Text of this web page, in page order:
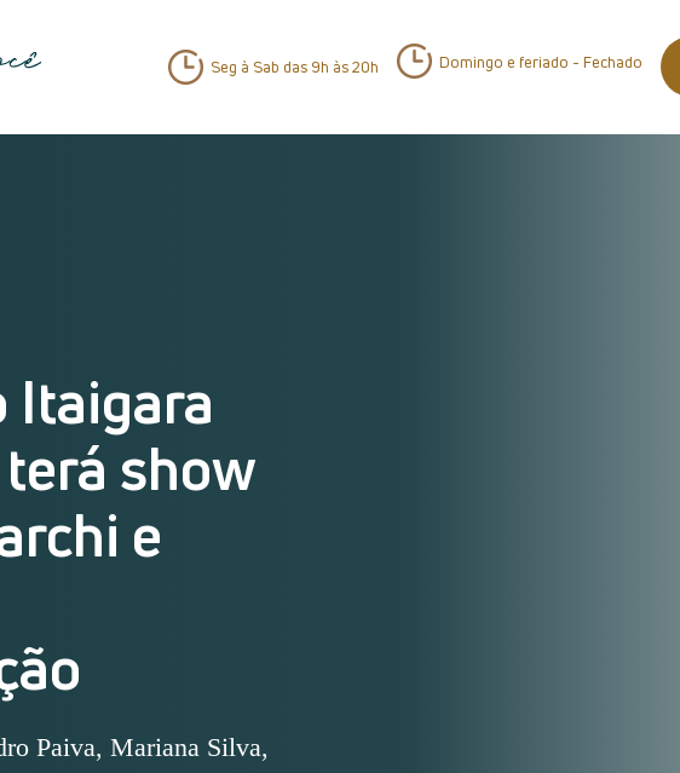
Seg à Sab das 9h às 20h Domingo e feriado - Fechado
Itaigara
show
e
Paiva, Mariana Silva,